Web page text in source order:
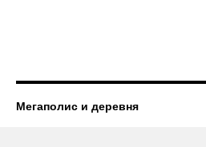
Мегаполис и деревня